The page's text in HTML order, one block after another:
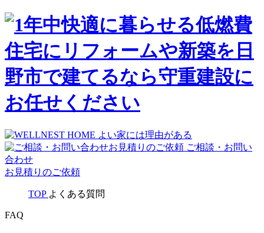
ご相談・お問い
合わせ
お見積りのご依頼
TOP よくある質問
FAQ